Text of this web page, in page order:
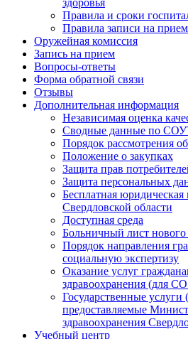
здоровья
Правила и сроки
Правила записи на прием
Оружейная комиссия
Запись на прием
Вопросы-ответы
Форма обратной связи
Отзывы
Дополнительная информация
Независимая оценка
Сводные данные по
Порядок рассмотрения
Положение о закупках
Защита прав
Защита персональных
Бесплатная
Свердловской области
Доступная среда
Больничный лист нового
Порядок направления
социальную экспертизу
Оказание услуг
здравоохранения (для
Государственные
предоставляемые
здравоохранения
Учебный центр